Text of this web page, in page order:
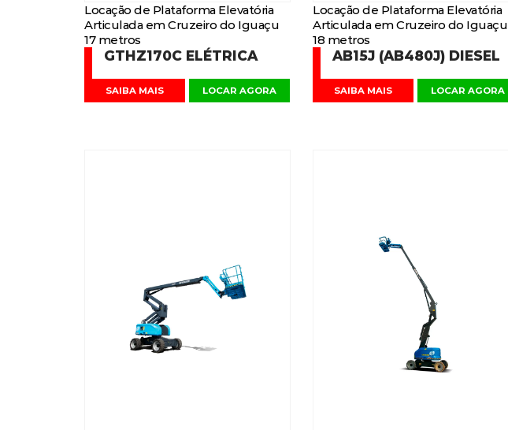
Locação de Plataforma Elevatória
Articulada em Cruzeiro do Iguaçu
17 metros
GTHZ170C ELÉTRICA
SAIBA MAIS LOCAR AGORA
Locação de Plataforma Elevatória
Articulada em Cruzeiro do Iguaçu
18 metros
AB15J (AB480J) DIESEL
SAIBA MAIS LOCAR AGORA